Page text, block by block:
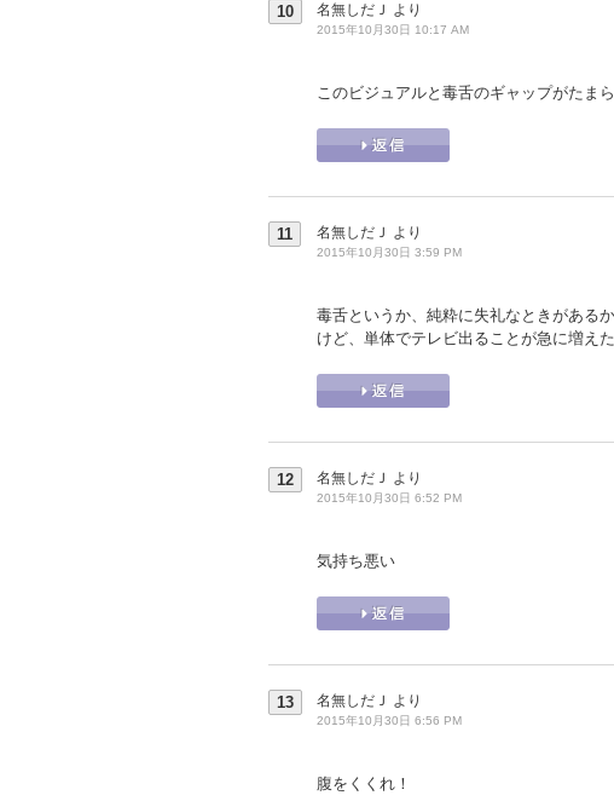
10 名無しだＪ より
2015年10月30日 10:17 AM
このビジュアルと毒舌のギャップがたま
11 名無しだＪ より
2015年10月30日 3:59 PM
毒舌というか、純粋に失礼なときがある
けど、単体でテレビ出ることが急に増え
12 名無しだＪ より
2015年10月30日 6:52 PM
気持ち悪い
13 名無しだＪ より
2015年10月30日 6:56 PM
腹をくくれ！